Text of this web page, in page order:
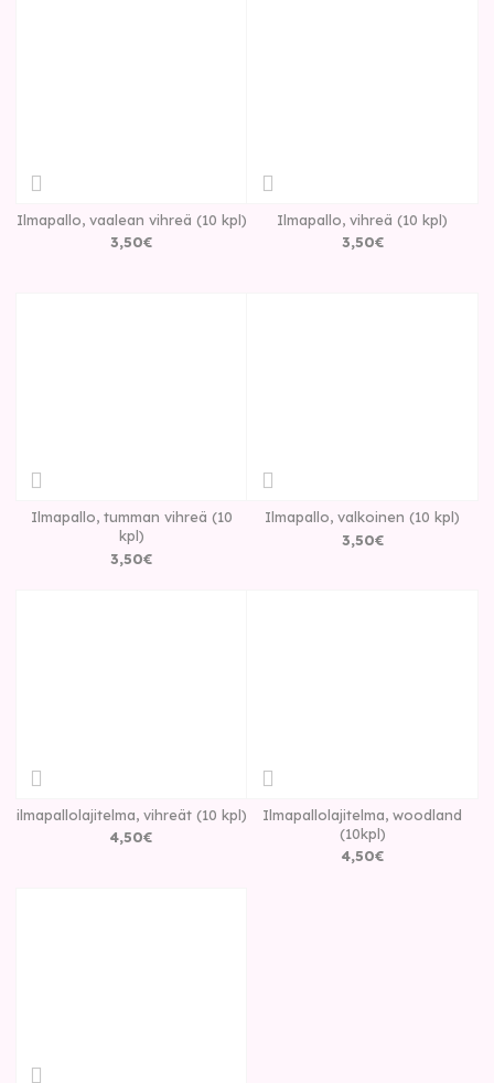
Ilmapallo, vaalean vihreä (10 kpl)
3,50€
Ilmapallo, vihreä (10 kpl)
3,50€
Ilmapallo, tumman vihreä (10
kpl)
3,50€
Ilmapallo, valkoinen (10 kpl)
3,50€
ilmapallolajitelma, vihreät (10 kpl)
4,50€
Ilmapallolajitelma, woodland
(10kpl)
4,50€